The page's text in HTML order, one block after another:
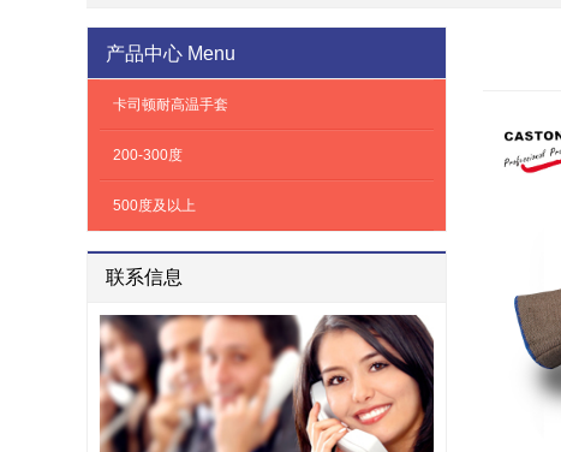
产品中心 Menu
卡司顿耐高温手套
200-300度
500度及以上
联系信息